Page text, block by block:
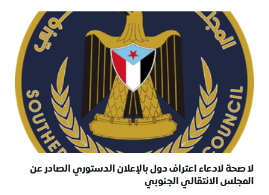
لا صحة لادعاء اعتراف دول بالإعلان الدستوري الصادر عن
المجلس الانتقالي الجنوبي